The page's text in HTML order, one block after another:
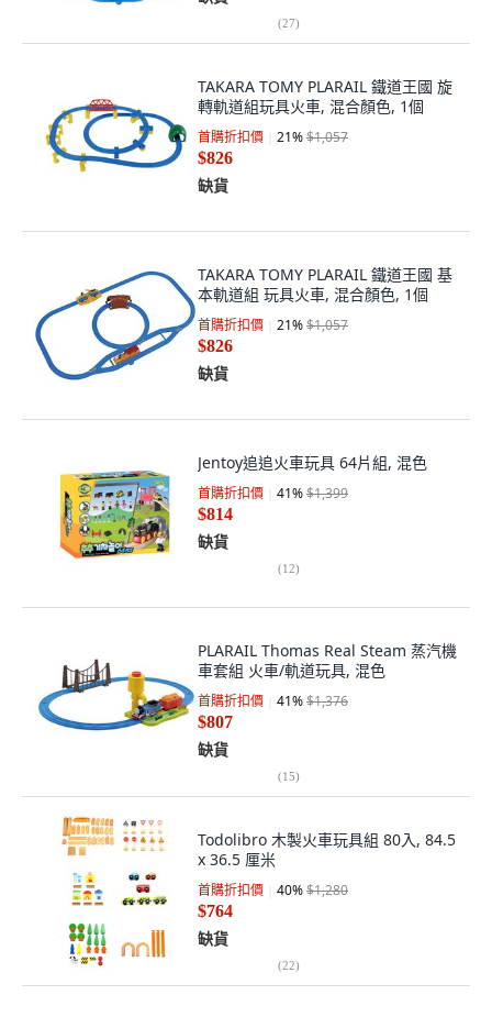
(27)
TAKARA TOMY PLARAIL 鐵道王國 旋
轉軌道組玩具火車, 混合顏色, 1個
首購折扣價 21%$1,057
$826
缺貨
TAKARA TOMY PLARAIL 鐵道王國 基
本軌道組 玩具火車, 混合顏色, 1個
首購折扣價 21%$1,057
$826
缺貨
Jentoy追追火車玩具 64片組, 混色
首購折扣價 41%$1,399
$814
缺貨
(12)
PLARAIL Thomas Real Steam 蒸汽機
車套組 火車/軌道玩具, 混色
首購折扣價 41%$1,376
$807
缺貨
(15)
Todolibro 木製火車玩具組 80入, 84.5
x 36.5 厘米
首購折扣價 40%$1,280
$764
缺貨
(22)